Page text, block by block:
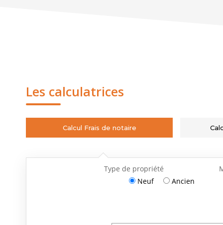
Les calculatrices
Calcul Frais de notaire